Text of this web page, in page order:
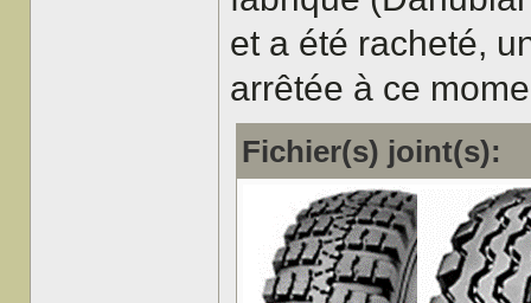
et a été racheté,
arrêtée à ce
Fichier(s) joint(s):